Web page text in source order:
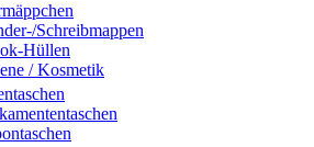
Schreibmappen
Hüllen
/ Kosmetik